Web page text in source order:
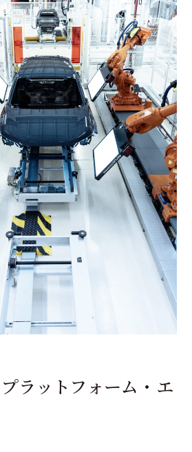
ラットフォーム・エ